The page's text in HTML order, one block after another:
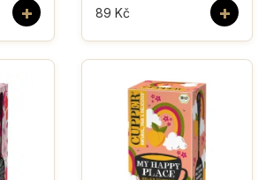
+ +
89 Kč